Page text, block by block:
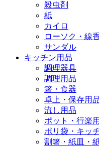
殺虫剤
紙
カイロ
ローソク・線
サンダル
キッチン用品
調理器具
調理用品
箸・食器
卓上・保存用
流し用品
ポット・行楽
ポリ袋・キッ
割箸・紙皿・